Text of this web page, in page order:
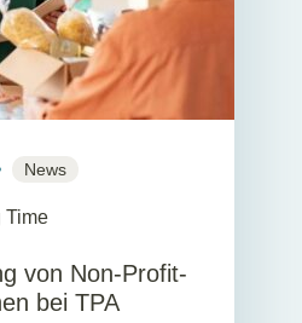
News
Time
von Non-Profit-
bei TPA